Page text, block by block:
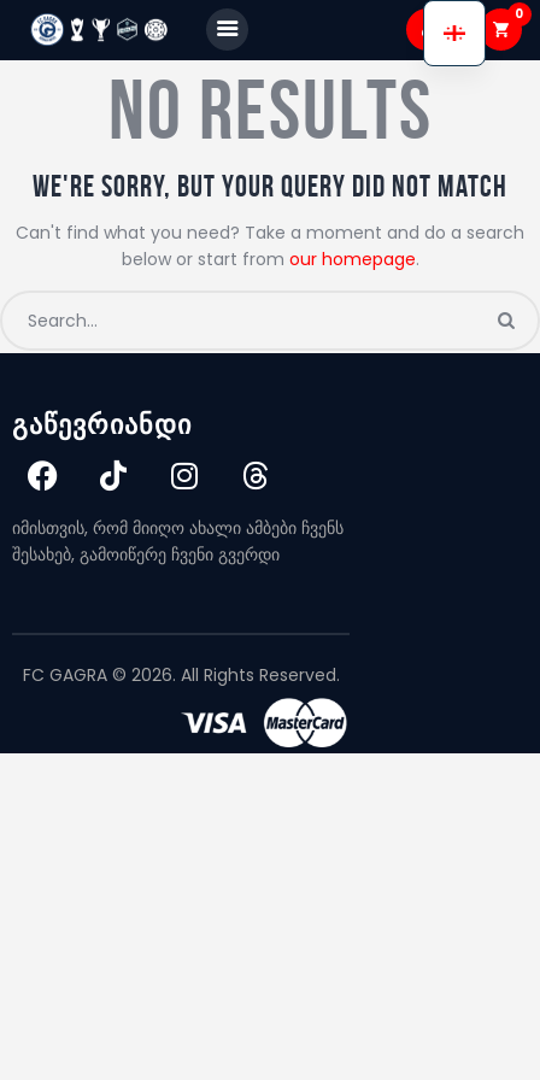
0
FC GAGRA
FC gagra
ჩვენ შესახებ
გუნდები
აკადემია
Membership
No results
We're sorry, but your query did not match
Can't find what you need? Take a moment and do a search
below or start from our homepage.
გაწევრიანდი
იმისთვის, რომ მიიღო ახალი ამბები ჩვენს
შესახებ, გამოიწერე ჩვენი გვერდი
FC GAGRA © 2026. All Rights Reserved.